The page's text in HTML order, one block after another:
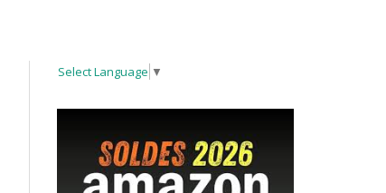
Select Language ▼